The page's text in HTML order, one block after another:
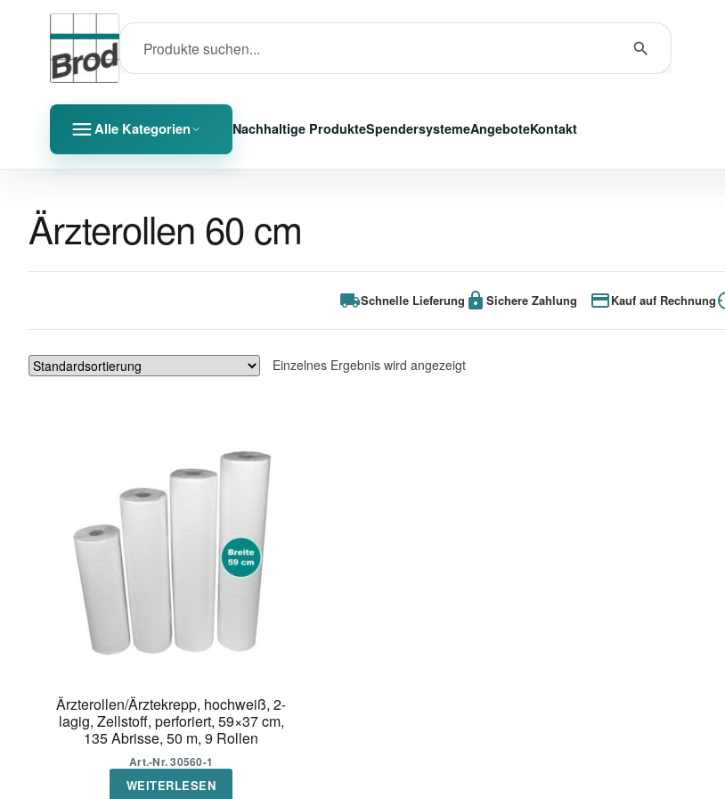
Alle Kategorien Nachhaltige ProdukteSpendersystemeAngeboteKontakt
Ärzterollen 60 cm
Schnelle Lieferung Sichere Zahlung Kauf auf Rechnung
Einzelnes Ergebnis wird angezeigt
Ärzterollen/Ärztekrepp, hochweiß, 2-
lagig, Zellstoff, perforiert, 59×37 cm,
135 Abrisse, 50 m, 9 Rollen
Art.-Nr. 30560-1
WEITERLESEN